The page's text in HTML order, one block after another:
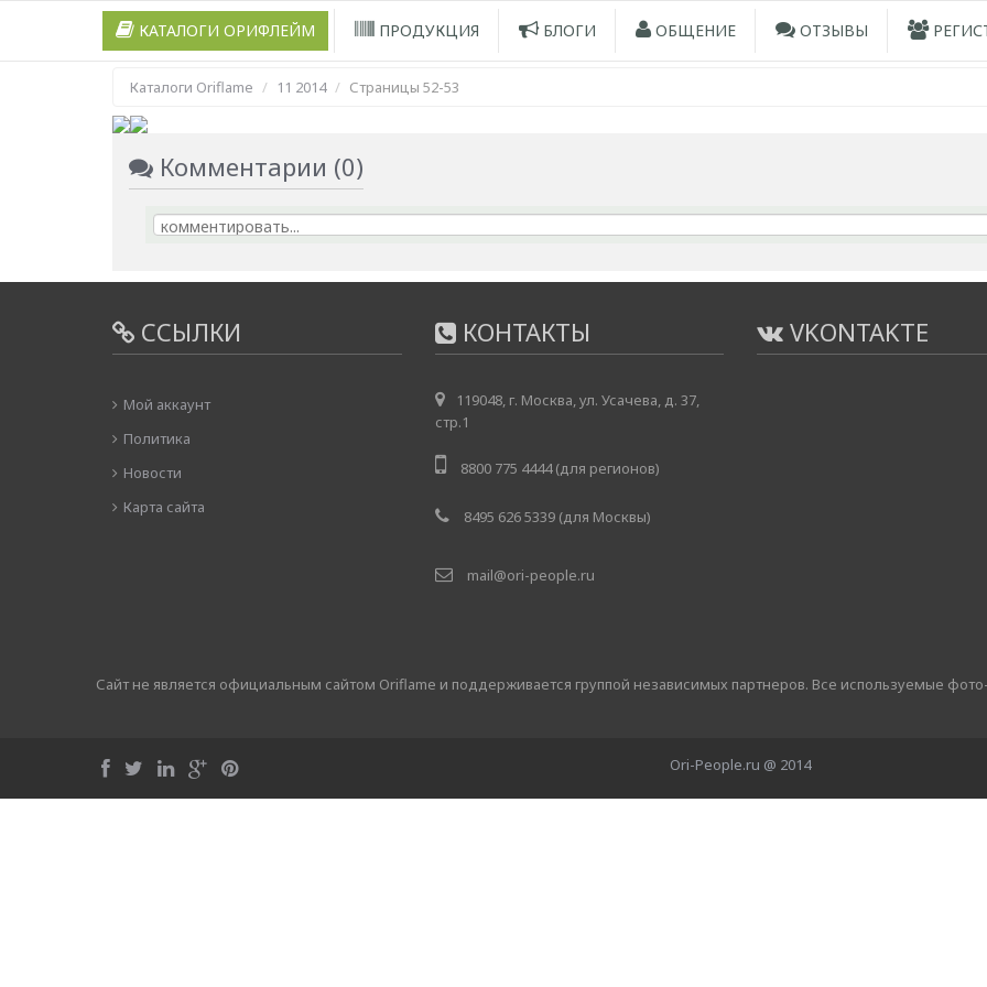
КАТАЛОГИ ОРИФЛЕЙМ ПРОДУКЦИЯ БЛОГИ ОБЩЕНИЕ ОТЗЫВЫ
Каталоги Oriflame 11 2014 Страницы 52-53
Комментарии (0)
ССЫЛКИ
Мой аккаунт
Политика
Новости
Карта сайта
КОНТАКТЫ
119048, г. Москва, ул. Усачева, д. 37,
стр.1
8800 775 4444 (для регионов)
8495 626 5339 (для Москвы)
mail@ori-people.ru
VKONTAKTE
Сайт не является официальным сайтом Oriflame и поддерживается группой независимых партнеров. Все используемые
Ori-People.ru @ 2014